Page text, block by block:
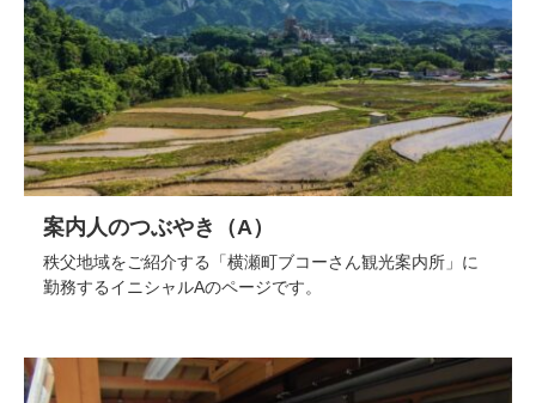
案内人のつぶやき（A）
秩父地域をご紹介する「横瀬町ブコーさん観光案内所」に
勤務するイニシャルAのページです。